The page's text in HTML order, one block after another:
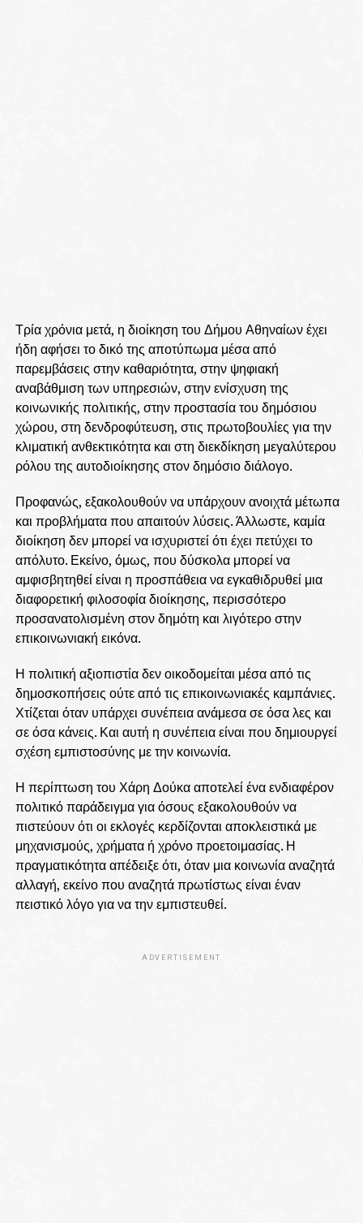
Τρία χρόνια μετά, η διοίκηση του Δήμου Αθηναίων έχει
ήδη αφήσει το δικό της αποτύπωμα μέσα από
παρεμβάσεις στην καθαριότητα, στην ψηφιακή
αναβάθμιση των υπηρεσιών, στην ενίσχυση της
κοινωνικής πολιτικής, στην προστασία του δημόσιου
χώρου, στη δενδροφύτευση, στις πρωτοβουλίες για την
κλιματική ανθεκτικότητα και στη διεκδίκηση μεγαλύτερου
ρόλου της αυτοδιοίκησης στον δημόσιο διάλογο.
Προφανώς, εξακολουθούν να υπάρχουν ανοιχτά μέτωπα
και προβλήματα που απαιτούν λύσεις. Άλλωστε, καμία
διοίκηση δεν μπορεί να ισχυριστεί ότι έχει πετύχει το
απόλυτο. Εκείνο, όμως, που δύσκολα μπορεί να
αμφισβητηθεί είναι η προσπάθεια να εγκαθιδρυθεί μια
διαφορετική φιλοσοφία διοίκησης, περισσότερο
προσανατολισμένη στον δημότη και λιγότερο στην
επικοινωνιακή εικόνα.
Η πολιτική αξιοπιστία δεν οικοδομείται μέσα από τις
δημοσκοπήσεις ούτε από τις επικοινωνιακές καμπάνιες.
Χτίζεται όταν υπάρχει συνέπεια ανάμεσα σε όσα λες και
σε όσα κάνεις. Και αυτή η συνέπεια είναι που δημιουργεί
σχέση εμπιστοσύνης με την κοινωνία.
Η περίπτωση του Χάρη Δούκα αποτελεί ένα ενδιαφέρον
πολιτικό παράδειγμα για όσους εξακολουθούν να
πιστεύουν ότι οι εκλογές κερδίζονται αποκλειστικά με
μηχανισμούς, χρήματα ή χρόνο προετοιμασίας. Η
πραγματικότητα απέδειξε ότι, όταν μια κοινωνία αναζητά
αλλαγή, εκείνο που αναζητά πρωτίστως είναι έναν
πειστικό λόγο για να την εμπιστευθεί.
ADVERTISEMENT